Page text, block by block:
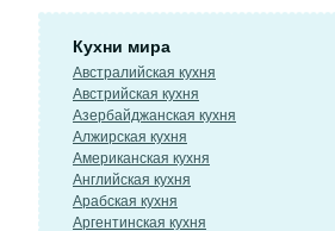
Кухни мира
Австралийская кухня
Австрийская кухня
Азербайджанская кухня
Алжирская кухня
Американская кухня
Английская кухня
Арабская кухня
Аргентинская кухня